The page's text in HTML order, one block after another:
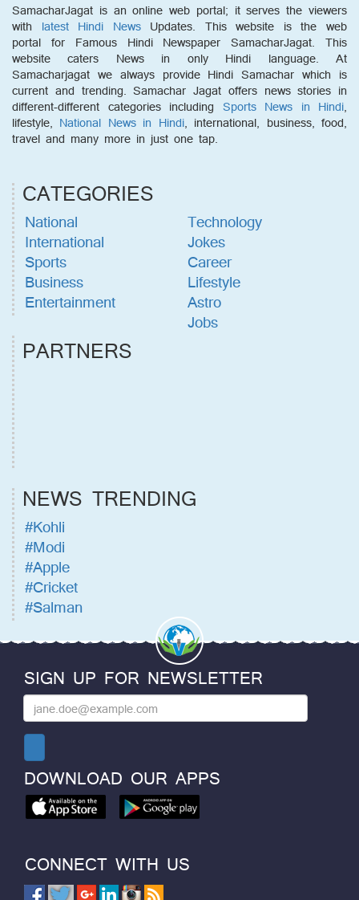
SamacharJagat is an online web portal; it serves the viewers
with latest Hindi NewsUpdates. This website is the web
portal for Famous Hindi Newspaper SamacharJagat. This
website caters News in only Hindi language. At
Samacharjagat we always provide Hindi Samachar which is
current and trending. Samachar Jagat offers news stories in
different-different categories including Sports News in Hindi,
lifestyle, National News in Hindi, international, business, food,
travel and many more in just one tap.
CATEGORIES
National
International
Sports
Business
Entertainment
Technology
Jokes
Career
Lifestyle
Astro
Jobs
PARTNERS
NEWS TRENDING
#Kohli
#Modi
#Apple
#Cricket
#Salman
SIGN UP FOR NEWSLETTER
DOWNLOAD OUR APPS
CONNECT WITH US